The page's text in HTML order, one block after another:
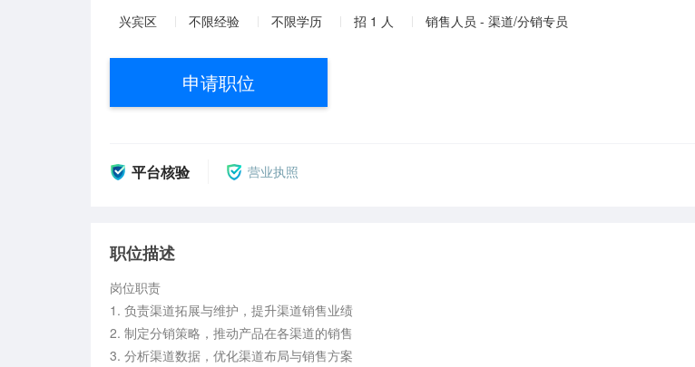
兴宾区 不限经验 不限学历 招 1 人 销售人员 - 渠道/分销专员
申请职位
平台核验 营业执照
职位描述
岗位职责
1. 负责渠道拓展与维护，提升渠道销售业绩
2. 制定分销策略，推动产品在各渠道的销售
3. 分析渠道数据，优化渠道布局与销售方案